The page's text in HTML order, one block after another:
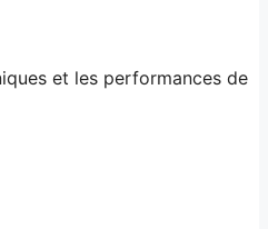
et les performances de